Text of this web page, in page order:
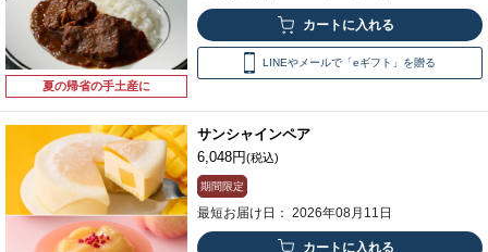
夏の帰省の手土産に
LINEやメールで「eギフト」を贈る
サンシャインペア
6,048円(税込)
期間限定
最短お届け日： 2026年08月11日